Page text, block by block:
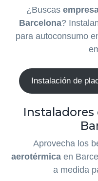
¿Buscas
Barcelona?
para autoconsumo
Instalación de
Aprovecha los
aerotérmicaen
a medida